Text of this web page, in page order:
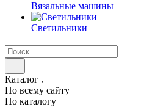
Вязальные машины
Светильники
Каталог
По всему сайту
По каталогу